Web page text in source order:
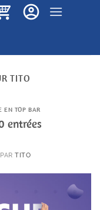
TITO
EN TOP BAR
entrées
PARTITO